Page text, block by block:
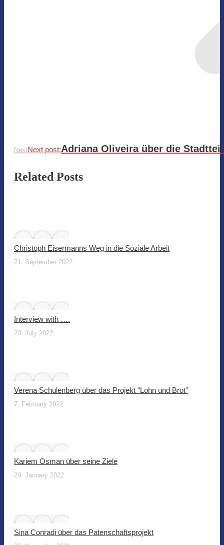
NextNext post:Adriana Oliveira über die
Related Posts
Christoph Eisermanns Weg in die Soziale Arbeit
21. September 2022
Interview with ….
20. July 2022
Verena Schulenberg über das Projekt “Lohn und Brot”
7. February 2022
Kariem Osman über seine Ziele
29. January 2022
Sina Conradi über das Patenschaftsprojekt